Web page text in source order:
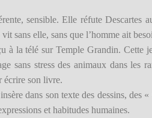
sensible. Elle réfute Descartes
sans elle, sans que l’homme ait
à la télé sur Temple Grandin. Cette
sans stress des animaux dans les
écrire son livre.
dans son texte des dessins, des
et habitudes humaines.